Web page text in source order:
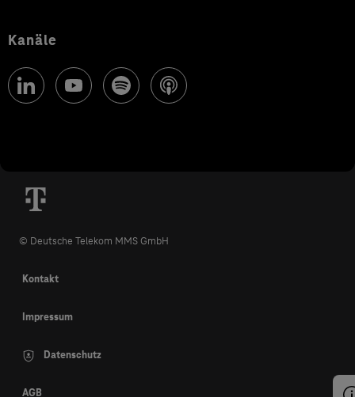
Kanäle
© Deutsche Telekom MMS GmbH
Kontakt
Impressum
Datenschutz
AGB